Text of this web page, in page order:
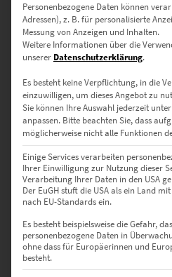
€24,90–€
Enthält 19%
zzgl.
Lieferzeit: ca. 10
Dieses Produkt weist mehrere Varianten
Personenbezogene Daten können
Adressen), z. B. für personalisierte
Messung von Anzeigen und Inhalten.
Weitere Informationen über die
unserer Datenschutzerklärung.
Es besteht keine Verpflichtung, in die
einzuwilligen, um dieses Angebot zu
Sie können Ihre Auswahl jederzeit unter
anpassen. Bitte beachten Sie, dass
möglicherweise nicht alle Funktionen
Einige Services verarbeiten
Ihrer Einwilligung zur Nutzung dieser
Verarbeitung Ihrer Daten in den USA
Der EuGH stuft die USA als ein Land
nach EU-Standards ein.
Es besteht beispielsweise die Gefahr,
personenbezogene Daten in
ohne dass für Europäerinnen und
besteht.